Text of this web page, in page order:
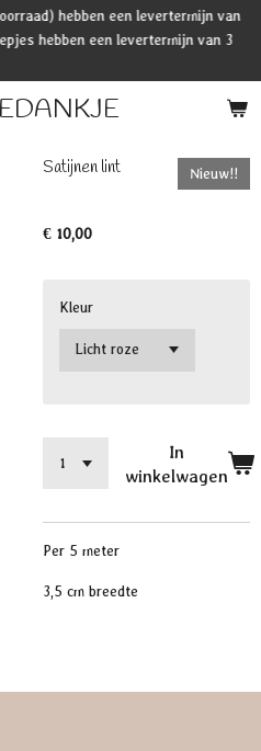
hebben een levertermijn van
hebben een levertermijn van 3
Satijnen lint Nieuw!!
€ 10,00
Kleur
In
winkelwagen
Per 5 meter
3,5 cm breedte